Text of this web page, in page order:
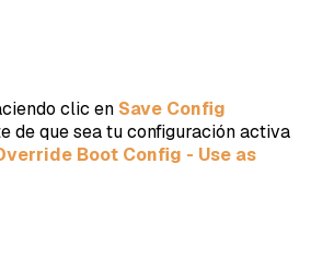
clic en Save Config
de que sea tu configuración activa
Boot Config - Use as